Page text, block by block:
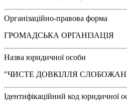
Організаційно-правова форма
ГРОМАДСЬКА ОРГАНІЗАЦІЯ
Назва юридичної особи
"ЧИСТЕ ДОВКІЛЛЯ
Ідентифікаційний код юридичної